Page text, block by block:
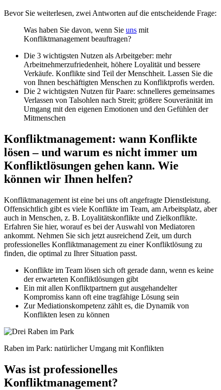
Bevor Sie weiterlesen, zwei Antworten auf die entscheidende Frage:
Was haben Sie davon, wenn Sie uns mit
Konfliktmanagement beauftragen?
Die 3 wichtigsten Nutzen als Arbeitgeber: mehr
Arbeitnehmerzufriedenheit, höhere Loyalität und bessere
Verkäufe. Konflikte sind Teil der Menschheit. Lassen Sie die
von Ihnen beschäftigten Menschen zu Konfliktprofis werden.
Die 2 wichtigsten Nutzen für Paare: schnelleres gemeinsames
Verlassen von Talsohlen nach Streit; größere Souveränität im
Umgang mit den eigenen Emotionen und den Gefühlen der
Mitmenschen
Konfliktmanagement: wann Konflikte
lösen – und warum es nicht immer um
Konfliktlösungen gehen kann. Wie
können wir Ihnen helfen?
Konfliktmanagement ist eine bei uns oft angefragte Dienstleistung.
Offensichtlich gibt es viele Konflikte im Team, am Arbeitsplatz, aber
auch in Menschen, z. B. Loyalitätskonflikte und Zielkonflikte.
Erfahren Sie hier, worauf es bei der Auswahl von Mediatoren
ankommt. Nehmen Sie sich jetzt ausreichend Zeit, um durch
professionelles Konfliktmanagement zu einer Konfliktlösung zu
finden, die optimal zu Ihrer Situation passt.
Konflikte im Team lösen sich oft gerade dann, wenn es keine
der erwarteten Konfliktlösungen gibt
Ein mit allen Konfliktpartnern gut ausgehandelter
Kompromiss kann oft eine tragfähige Lösung sein
Zur Mediationskompetenz zählt es, die Dynamik von
Konflikten lesen zu können
Raben im Park: natürlicher Umgang mit Konflikten
Was ist professionelles
Konfliktmanagement?